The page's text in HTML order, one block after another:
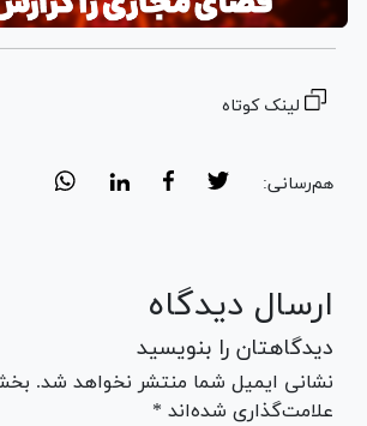
لینک کوتاه
هم‌رسانی:
ارسال دیدگاه
دیدگاهتان را بنویسید
نشانی ایمیل شما منتشر نخواهد شد.
علامت‌گذاری شده‌اند *